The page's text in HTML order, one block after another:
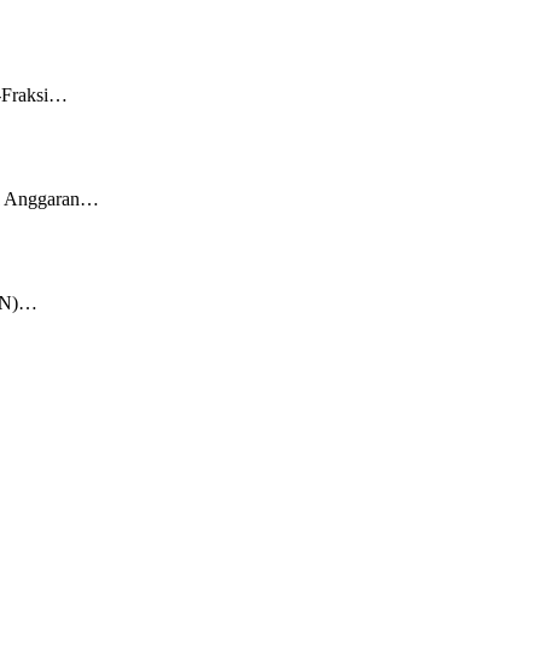
Fraksi…
Anggaran…